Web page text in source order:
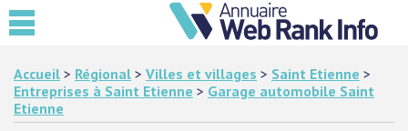
Accueil > Régional > Villes et villages > Saint Etienne >
Entreprises à Saint Etienne > Garage automobile Saint
Etienne